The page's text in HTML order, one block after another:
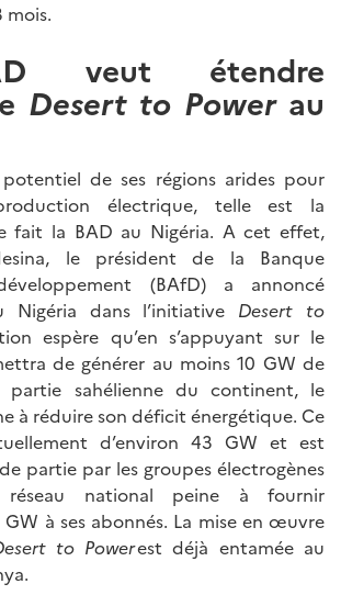
mois.
veut étendre
Desert to Powerau
de ses régions arides pour
électrique, telle est la
fait la BAD au Nigéria. A cet effet,
le président de la Banque
(BAfD) a annoncé
Nigéria dans l’initiative Desert to
espère qu’en s’appuyant sur le
de générer au moins 10 GW de
partie sahélienne du continent, le
à réduire son déficit énergétique. Ce
d’environ 43 GW et est
partie par les groupes électrogènes
national peine à fournir
à ses abonnés. La mise en œuvre
to Powerest déjà entamée au